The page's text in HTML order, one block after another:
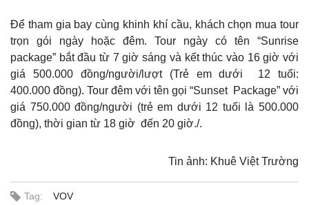
Quan sát
Để tham gia bay cùng khinh khí cầu, khách chọn mua tour
trọn gói ngày hoặc đêm.
Tour ngày có tên “Sunrise
package” bắt đầu từ 7 giờ sáng và kết thúc vào 16 giờ với
giá 500.000 đồng/người/lượt (Trẻ em dưới 12 tuổi:
400.000 đồng). Tour đêm với tên gọi “Sunset Package” với
giá 750.000 đồng/người (trẻ em dưới 12 tuổi là 500.000
đồng), thời gian từ 18 giờ đến 20 giờ./.
Tin ảnh: Khuê Việt Trường
Tag: VOV